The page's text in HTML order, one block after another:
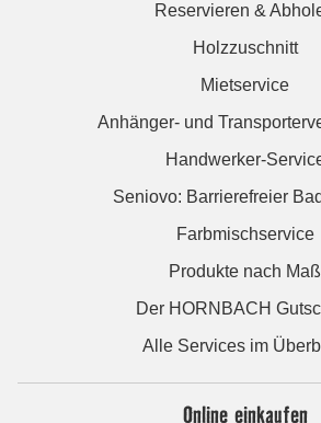
Reservieren &
Holzzuschnitt
Mietservice
Anhänger- und
Handwerker-
Seniovo: Barrierefreier
Farbmischservice
Produkte nach Maß
Der HORNBACH
Alle Services im
Online einkaufen